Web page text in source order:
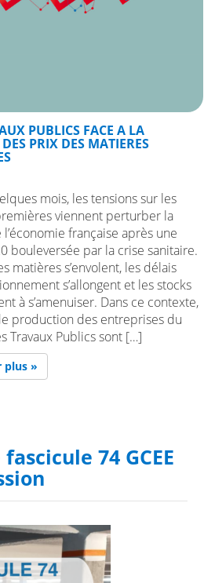
PUBLICS FACE A LA
PRIX DES MATIERES
mois, les tensions sur les
viennent perturber la
française après une
bouleversée par la crise sanitaire.
matières s’envolent, les délais
s’allongent et les stocks
à s’amenuiser. Dans ce contexte,
production des entreprises du
Travaux Publics sont […]
plus »
74 GCEE